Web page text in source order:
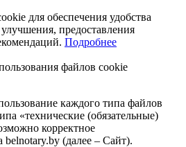
для обеспечения удобства
улучшения, предоставления
Подробнее
файлов cookie
каждого типа файлов
«технические (обязательные)
корректное
(далее – Сайт).